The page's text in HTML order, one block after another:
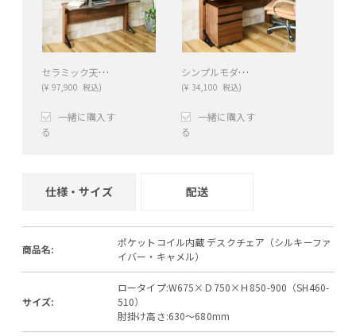
セラミック天板のシンプルモダン デスク
(¥ 97,900 税込)
一緒に購入す
る
シンプルモダン デスクワゴン
(¥ 34,100 税込)
一緒に購入す
る
仕様・サイズ 配送
商品名:
ポケットコイル内蔵 デスクチェア（シルキーファ
イバー・キャメル）
サイズ:
ロータイプ:W675×Ｄ750×Ｈ850-900（SH460-
510）
肘掛け高さ:630～680mm